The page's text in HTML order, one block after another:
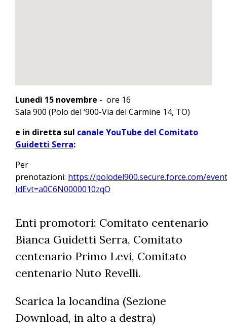
Lunedì 15 novembre - ore 16
Sala 900 (Polo del ‘900-Via del Carmine 14, TO)
e in diretta sul canale YouTube del Comitato
Guidetti Serra:
Per
prenotazioni: https://polodel900.secure.force.com/
IdEvt=a0C6N0000010zqO
Enti promotori: Comitato centenario
Bianca Guidetti Serra, Comitato
centenario Primo Levi, Comitato
centenario Nuto Revelli.
Scarica la locandina (Sezione
Download, in alto a destra)